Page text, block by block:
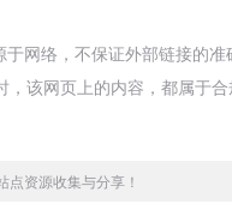
网络，不保证外部链接的
该网页上的内容，都属于
资源收集与分享！